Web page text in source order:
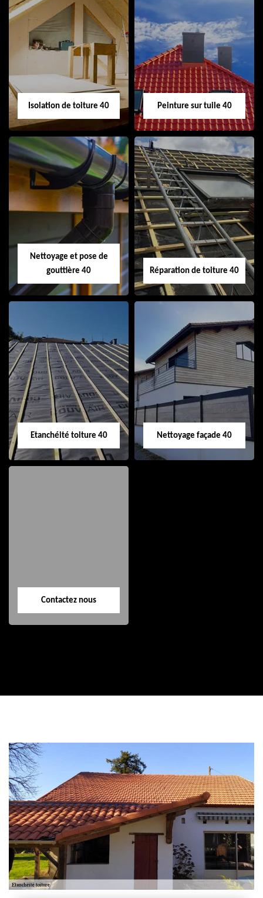
Urgence fuite de
toiture 40
Nettoyage
demoussage
toiture 40
Isolation de toiture 40
Isolation de toiture
40
Peinture sur tuile 40
Peinture sur tuile
40
Nettoyage et pose de
gouttière 40
Nettoyage et pose
de gouttière 40
Réparation de toiture 40
Réparation de
toiture 40
Etanchéité toiture 40 Nettoyage façade 40
Contactez nous